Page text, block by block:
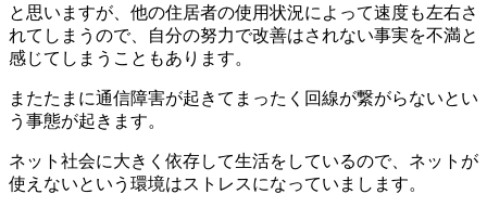
と思いますが、他の住居者の使用状況によって速度も左右さ
れてしまうので、自分の努力で改善はされない事実を不満と
感じてしまうこともあります。
またたまに通信障害が起きてまったく回線が繋がらないとい
う事態が起きます。
ネット社会に大きく依存して生活をしているので、ネットが
使えないという環境はストレスになっていまします。